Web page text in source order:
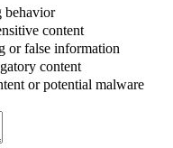
behavior
content
or false information
content
or potential malware